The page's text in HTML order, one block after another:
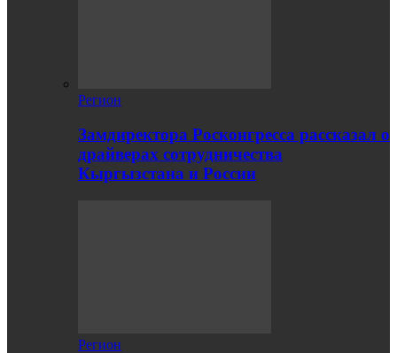
Регион
Замдиректора Росконгресса рассказал о
драйверах сотрудничества
Кыргызстана и России
Регион